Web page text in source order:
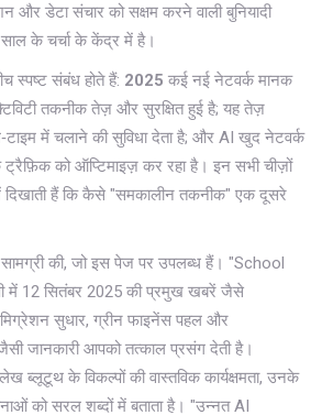
डेटा संचार को सक्षम करने वाली बुनियादी
के चर्चा के केंद्र में है।
स्पष्ट संबंध होते हैं: 2025 कई नई नेटवर्क मानक
तकनीक तेज़ और सुरक्षित हुई है; यह तेज़
में चलाने की सुविधा देता है; और AI खुद नेटवर्क
को ऑप्टिमाइज़ कर रहा है। इन सभी चीज़ों
हैं कि कैसे "समकालीन तकनीक" एक दूसरे
की, जो इस पेज पर उपलब्ध हैं। "School
में 12 सितंबर 2025 की प्रमुख खबरें जैसे
सुधार, ग्रीन फाइनेंस पहल और
जैसी जानकारी आपको तत्काल प्रसंग देती है।
ब्लूटूथ के विकल्पों की वास्तविक कार्यक्षमता, उनके
को सरल शब्दों में बताता है। "उन्नत AI